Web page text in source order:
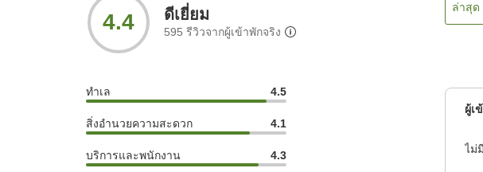
4.4 ดีเยี่ยม
595 รีวิวจากผู้เข้าพักจริง
ทำเล 4.5
สิ่งอำนวยความสะดวก 4.1
บริการและพนักงาน 4.3
ล่าสุด
ผู้เ
ไม่